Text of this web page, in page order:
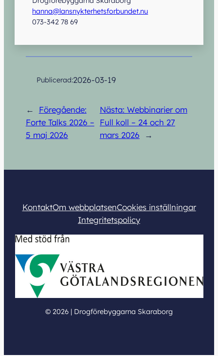
hanna@lansnykterhetsforbundet.nu
073-342 78 69
Publicerad:2026-03-19
←
Föregående:
Forte Talks 2026 –
5 maj 2026
Nästa: Webbinarier om
Full koll – 24 och 27
mars 2026
→
KontaktOm webbplatsenCookies inställningar
Integritetspolicy
© 2026 | Drogförebyggarna Skaraborg